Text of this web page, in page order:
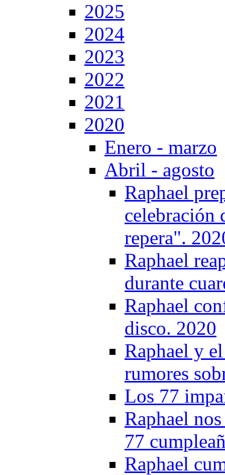
2025
2024
2023
2022
2021
2020
Enero - marzo
Abril - agosto
Raphael
celebración
repera".
Raphael
durante
Raphael
disco. 2020
Raphael y
rumores
Los 77
Raphael
77
Raphael